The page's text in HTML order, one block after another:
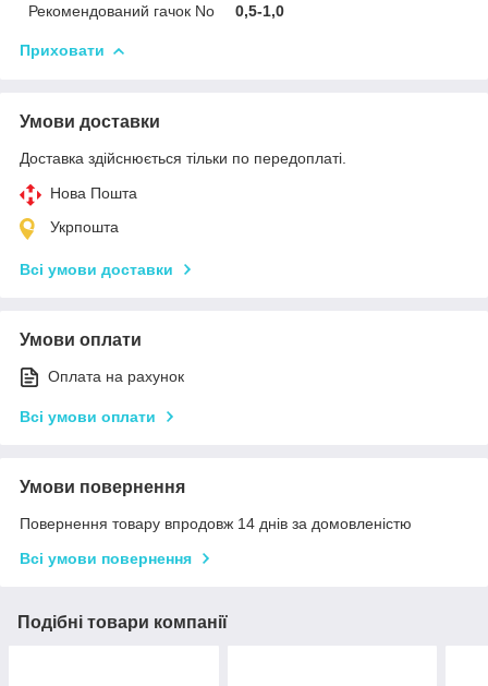
Рекомендований гачок No
0,5-1,0
Приховати
Умови доставки
Доставка здійснюється тільки по передоплаті.
Нова Пошта
Укрпошта
Всі умови доставки
Умови оплати
Оплата на рахунок
Всі умови оплати
Умови повернення
Повернення товару впродовж 14 днів за домовленістю
Всі умови повернення
Подібні товари компанії